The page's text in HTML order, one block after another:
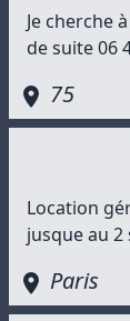
Je cherche
de suite 06
75
Location
jusque au 2
Paris